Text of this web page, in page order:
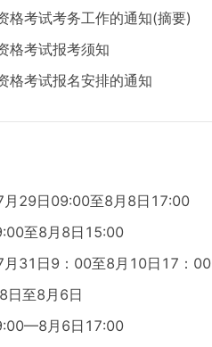
格考试考务工作的通知(摘要)
格考试报考须知
格考试报名安排的通知
月29日09:00至8月8日17:00
至8月8日15:00
月31日9：00至8月10日17：00
日至8月6日
月6日17:00